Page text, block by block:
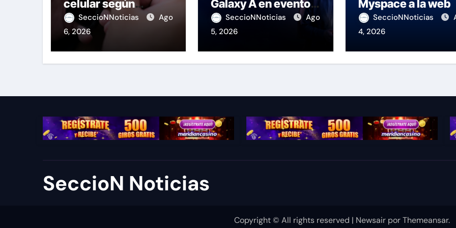
celular según
OSIPTEL
SeccioNNoticias
Ago
6, 2026
Galaxy A en evento
de K-Pop
SeccioNNoticias
Ago
5, 2026
Myspace a la web
SeccioNNoticias
4, 2026
SeccioN Noticias
Copyright © All rights reserved | Newsair porThemeansar.